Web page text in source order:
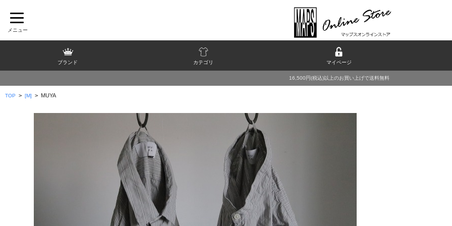
ブランド カテゴリ マイページ
16,500円(税込)以上のお買い上げで送料無料
TOP > [M] > MUYA